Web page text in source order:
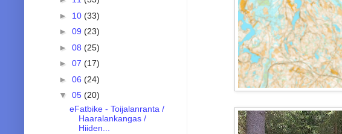
► 10 (33)
► 09 (23)
► 08 (25)
► 07 (17)
► 06 (24)
▼ 05 (20)
eFatbike - Toijalanranta /
Haaralankangas /
Hiiden...